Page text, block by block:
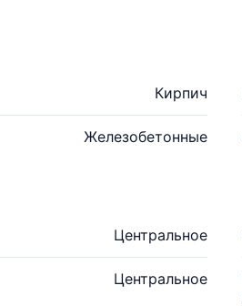
Кирпич
Железобетонные
Центральное
Центральное